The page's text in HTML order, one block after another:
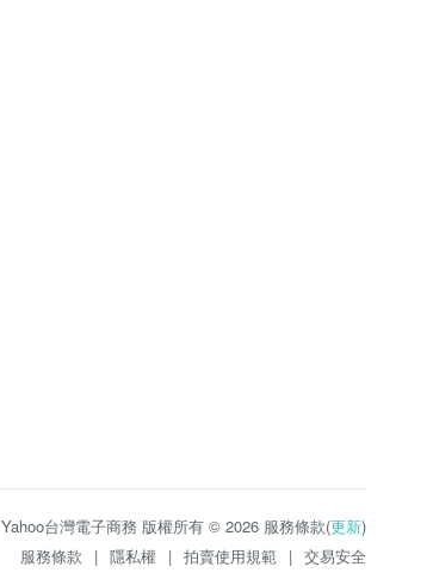
Yahoo台灣電子商務 版權所有 © 2026 服務條款(更新)
服務條款
| 隱私權 | 拍賣使用規範 | 交易安全